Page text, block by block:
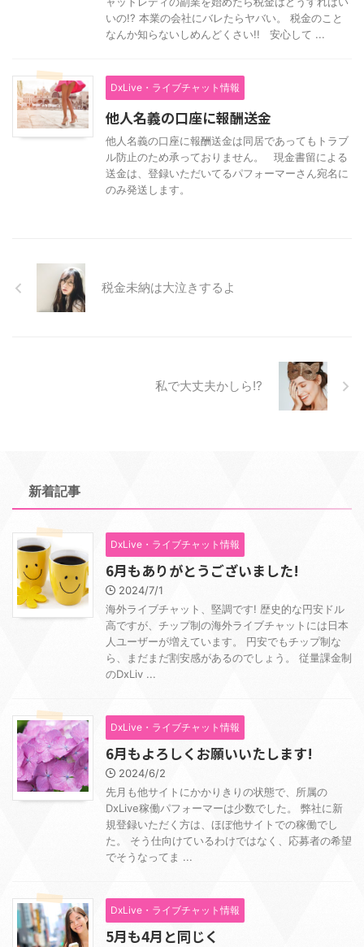
いの!? 本業の会社にバレたらヤバい。 税金のこと
なんか知らないしめんどくさい!! 安心して ...
DxLive・ライブチャット情報
他人名義の口座に報酬送金
他人名義の口座に報酬送金は同居であってもトラブ
ル防止のため承っておりません。 現金書留による
送金は、登録いただいてるパフォーマーさん宛名に
のみ発送します。
税金未納は大泣きするよ
私で大丈夫かしら!?
新着記事
DxLive・ライブチャット情報
6月もありがとうございました!
2024/7/1
海外ライブチャット、堅調です! 歴史的な円安ドル
高ですが、チップ制の海外ライブチャットには日本
人ユーザーが増えています。 円安でもチップ制な
ら、まだまだ割安感があるのでしょう。 従量課金制
のDxLiv ...
DxLive・ライブチャット情報
6月もよろしくお願いいたします!
2024/6/2
先月も他サイトにかかりきりの状態で、所属の
DxLive稼働パフォーマーは少数でした。 弊社に新
規登録いただく方は、ほぼ他サイトでの稼働でし
た。 そう仕向けているわけではなく、応募者の希望
でそうなってま ...
DxLive・ライブチャット情報
5月も4月と同じく